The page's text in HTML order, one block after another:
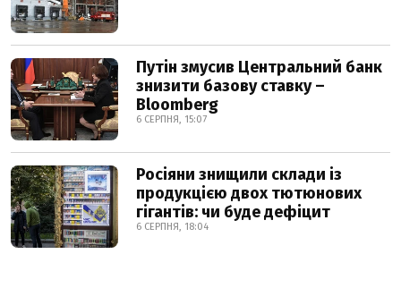
Путін змусив Центральний банк
знизити базову ставку –
Bloomberg
6 СЕРПНЯ, 15:07
Росіяни знищили склади із
продукцією двох тютюнових
гігантів: чи буде дефіцит
6 СЕРПНЯ, 18:04